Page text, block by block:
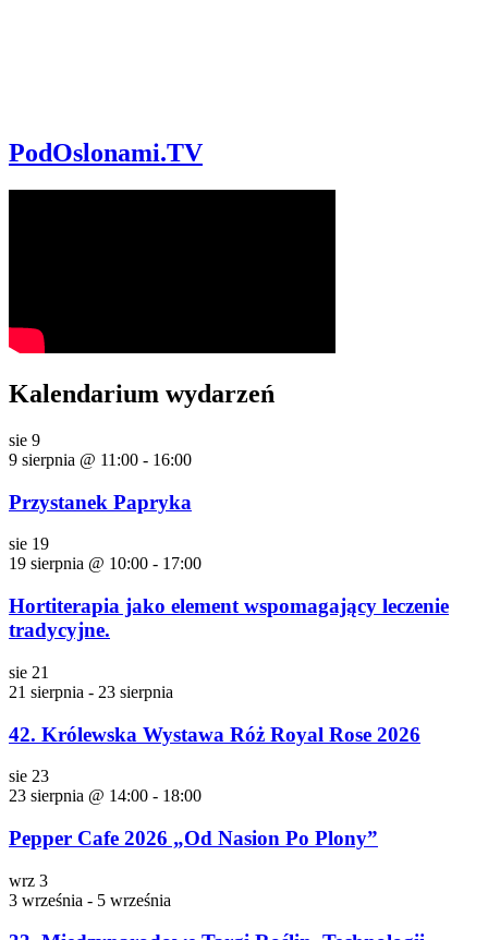
PodOslonami.TV
Kalendarium wydarzeń
sie 9
9 sierpnia @ 11:00 - 16:00
Przystanek Papryka
sie 19
19 sierpnia @ 10:00 - 17:00
Hortiterapia jako element wspomagający leczenie
tradycyjne.
sie 21
21 sierpnia - 23 sierpnia
42. Królewska Wystawa Róż Royal Rose 2026
sie 23
23 sierpnia @ 14:00 - 18:00
Pepper Cafe 2026 „Od Nasion Po Plony”
wrz 3
3 września - 5 września